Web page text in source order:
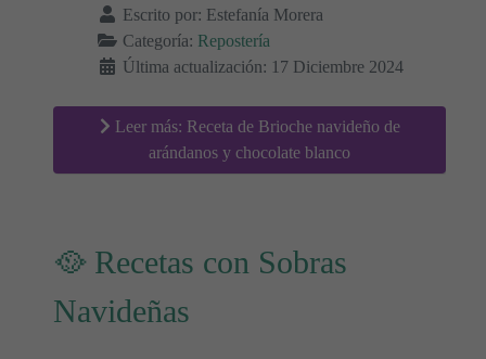
Escrito por: Estefanía Morera
Categoría: Repostería
Última actualización: 17 Diciembre 2024
Leer más: Receta de Brioche navideño de
arándanos y chocolate blanco
🥘 Recetas con Sobras
Navideñas